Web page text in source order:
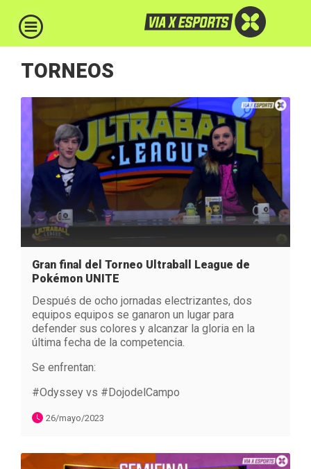
TORNEOS
Gran final del Torneo Ultraball League de
Pokémon UNITE
Después de ocho jornadas electrizantes, dos
equipos equipos se ganaron un lugar para
defender sus colores y alcanzar la gloria en la
última fecha de la competencia.
Se enfrentan:
#Odyssey vs #DojodelCampo
26/mayo/2023